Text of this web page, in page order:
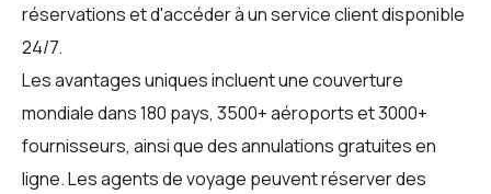
réservations et d'accéder à un service client disponible
24/7.
Les avantages uniques incluent une couverture
mondiale dans 180 pays, 3500+ aéroports et 3000+
fournisseurs, ainsi que des annulations gratuites en
ligne. Les agents de voyage peuvent réserver des